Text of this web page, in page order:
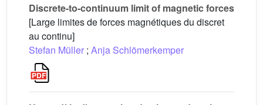
Discrete-to-continuum limit of magnetic forces
[Large limites de forces magnétiques du discret
au continu]
Stefan Müller ; Anja Schlömerkemper